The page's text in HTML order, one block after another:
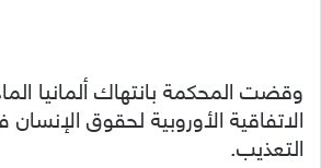
وقضت المحكمة بانتهاك ألمانيا
الاتفاقية الأوروبية لحقوق
التعذيب.